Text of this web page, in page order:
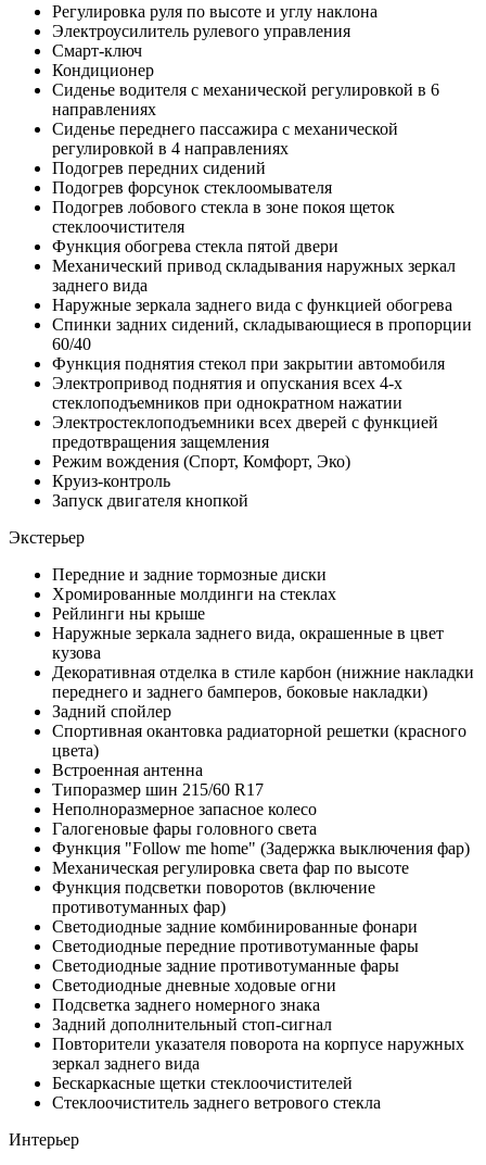
Регулировка руля по высоте и углу наклона
Электроусилитель рулевого управления
Смарт-ключ
Кондиционер
Сиденье водителя с механической регулировкой в 6
направлениях
Сиденье переднего пассажира с механической
регулировкой в 4 направлениях
Подогрев передних сидений
Подогрев форсунок стеклоомывателя
Подогрев лобового стекла в зоне покоя щеток
стеклоочистителя
Функция обогрева стекла пятой двери
Механический привод складывания наружных зеркал
заднего вида
Наружные зеркала заднего вида с функцией обогрева
Спинки задних сидений, складывающиеся в пропорции
60/40
Функция поднятия стекол при закрытии автомобиля
Электропривод поднятия и опускания всех 4-х
стеклоподъемников при однократном нажатии
Электростеклоподъемники всех дверей с функцией
предотвращения защемления
Режим вождения (Спорт, Комфорт, Эко)
Круиз-контроль
Запуск двигателя кнопкой
Экстерьер
Передние и задние тормозные диски
Хромированные молдинги на стеклах
Рейлинги ны крыше
Наружные зеркала заднего вида, окрашенные в цвет
кузова
Декоративная отделка в стиле карбон (нижние накладки
переднего и заднего бамперов, боковые накладки)
Задний спойлер
Спортивная окантовка радиаторной решетки (красного
цвета)
Встроенная антенна
Типоразмер шин 215/60 R17
Неполноразмерное запасное колесо
Галогеновые фары головного света
Функция "Follow me home" (Задержка выключения фар)
Механическая регулировка света фар по высоте
Функция подсветки поворотов (включение
противотуманных фар)
Светодиодные задние комбинированные фонари
Светодиодные передние противотуманные фары
Светодиодные задние противотуманные фары
Светодиодные дневные ходовые огни
Подсветка заднего номерного знака
Задний дополнительный стоп-сигнал
Повторители указателя поворота на корпусе наружных
зеркал заднего вида
Бескаркасные щетки стеклоочистителей
Стеклоочиститель заднего ветрового стекла
Интерьер